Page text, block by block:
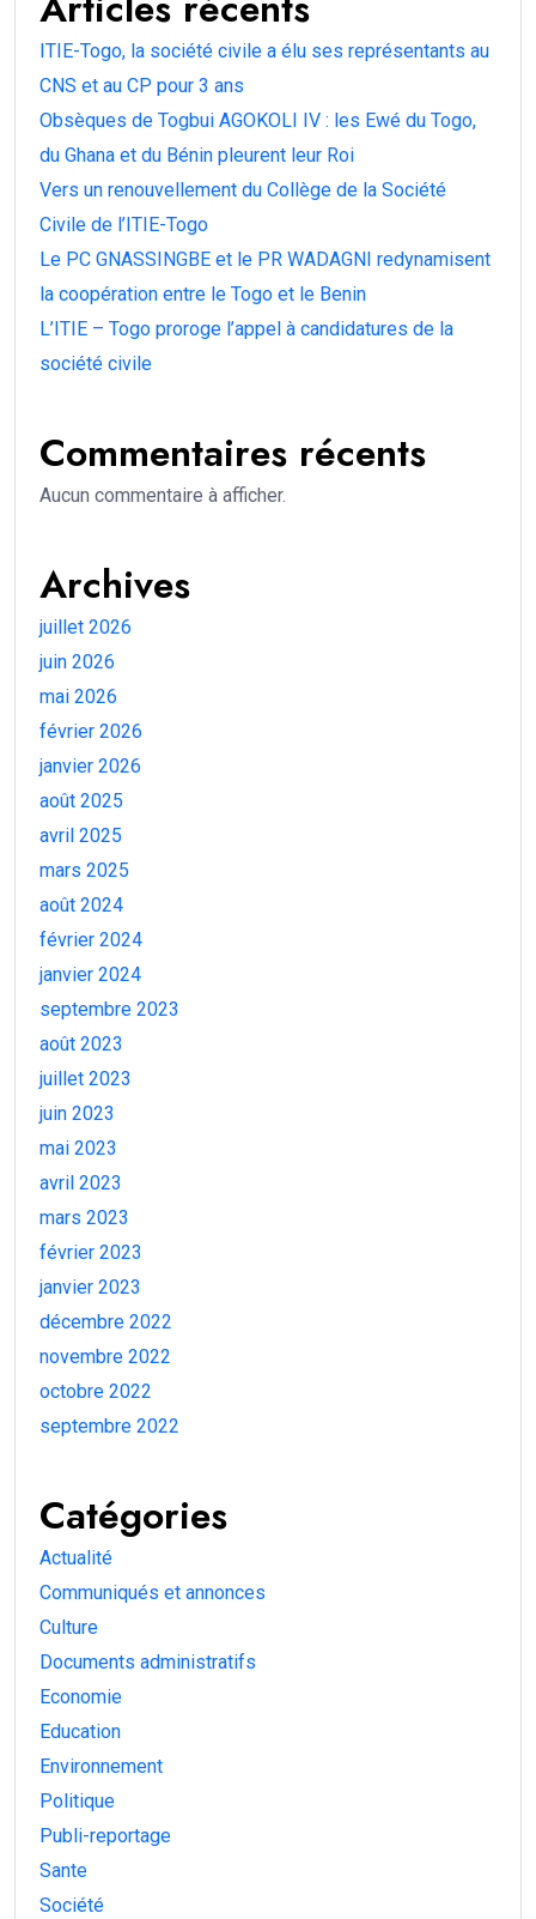
ITIE-Togo, la société civile a élu ses représentants au
CNS et au CP pour 3 ans
Obsèques de Togbui AGOKOLI IV : les Ewé du Togo,
du Ghana et du Bénin pleurent leur Roi
Vers un renouvellement du Collège de la Société
Civile de l’ITIE-Togo
Le PC GNASSINGBE et le PR WADAGNI redynamisent
la coopération entre le Togo et le Benin
L’ITIE – Togo proroge l’appel à candidatures de la
société civile
Commentaires récents
Aucun commentaire à afficher.
Archives
juillet 2026
juin 2026
mai 2026
février 2026
janvier 2026
août 2025
avril 2025
mars 2025
août 2024
février 2024
janvier 2024
septembre 2023
août 2023
juillet 2023
juin 2023
mai 2023
avril 2023
mars 2023
février 2023
janvier 2023
décembre 2022
novembre 2022
octobre 2022
septembre 2022
Catégories
Actualité
Communiqués et annonces
Culture
Documents administratifs
Economie
Education
Environnement
Politique
Publi-reportage
Sante
Société